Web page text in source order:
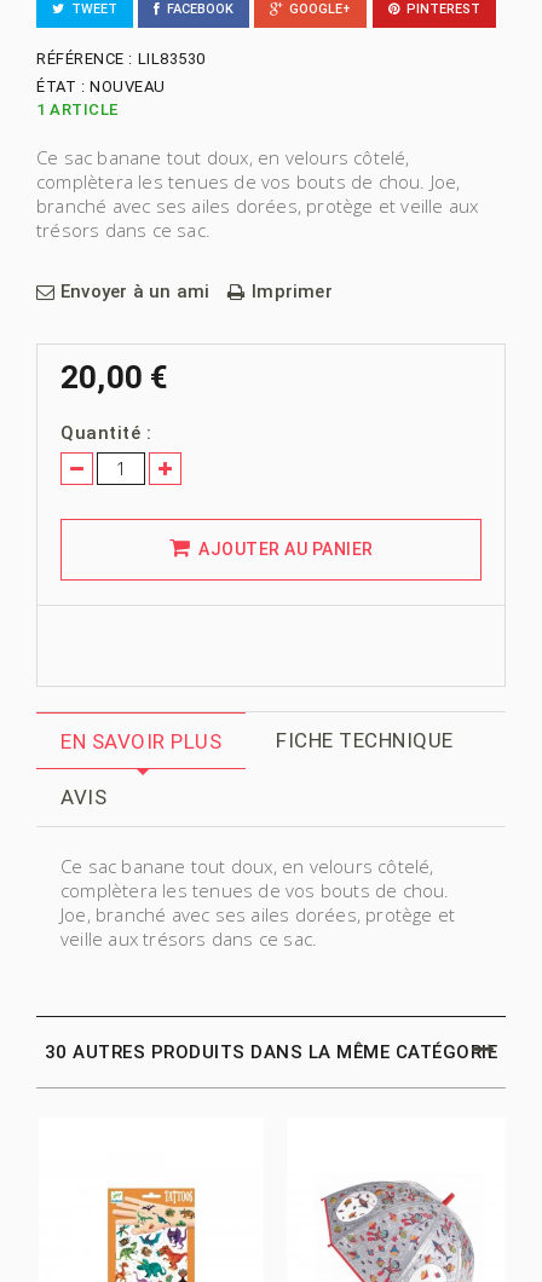
TWEET FACEBOOK GOOGLE+ PINTEREST
RÉFÉRENCE : LIL83530
ÉTAT : NOUVEAU
1 ARTICLE
Ce sac banane tout doux, en velours côtelé,
complètera les tenues de vos bouts de chou. Joe,
branché avec ses ailes dorées, protège et veille aux
trésors dans ce sac.
Envoyer à un ami Imprimer
20,00 €
Quantité :
AJOUTER AU PANIER
EN SAVOIR PLUS FICHE TECHNIQUE
AVIS
Ce sac banane tout doux, en velours côtelé,
complètera les tenues de vos bouts de chou.
Joe, branché avec ses ailes dorées, protège et
veille aux trésors dans ce sac.
30 AUTRES PRODUITS DANS LA MÊME CATÉGORIE